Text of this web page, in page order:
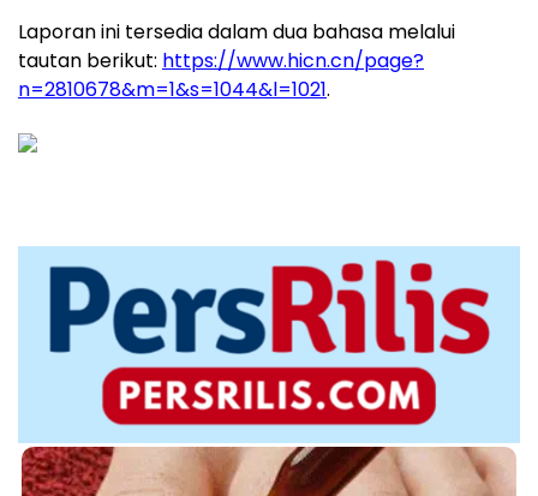
Laporan ini tersedia dalam dua bahasa melalui
tautan berikut: https://www.hicn.cn/page?
n=2810678&m=1&s=1044&l=1021.